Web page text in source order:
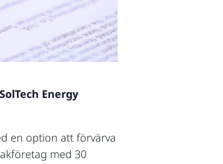
Energy
en option att förvärva
med 30